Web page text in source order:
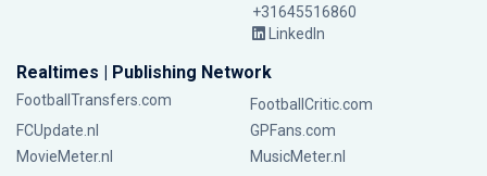
+31645516860
LinkedIn
Realtimes | Publishing Network
FootballTransfers.com
FootballCritic.com
FCUpdate.nl
GPFans.com
MovieMeter.nl
MusicMeter.nl